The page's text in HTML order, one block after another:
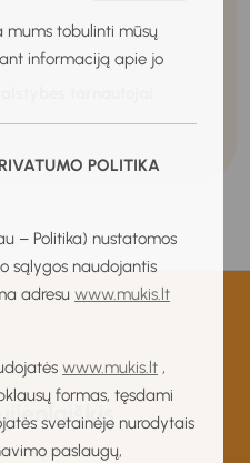
tobulinti mūsų
informaciją apie jo
POLITIKA
– Politika) nustatomos
sąlygos naudojantis
adresu www.mukis.lt
www.mukis.lt ,
formas, tęsdami
svetainėje nurodytais
paslaugų,
pirmas!